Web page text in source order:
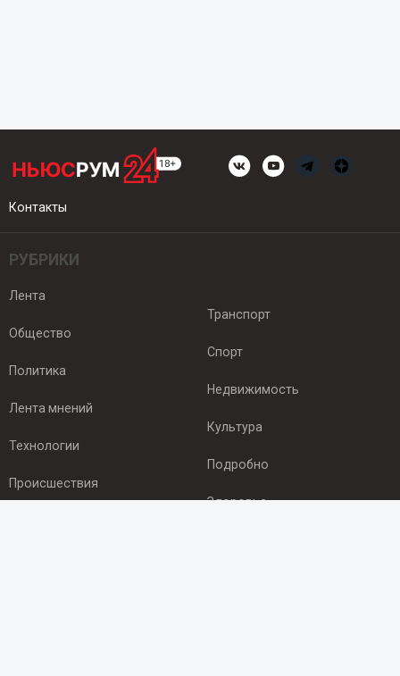
Контакты
РУБРИКИ
Лента
Общество
Политика
Лента мнений
Технологии
Происшествия
Транспорт
Спорт
Недвижимость
Культура
Подробно
Здоровье